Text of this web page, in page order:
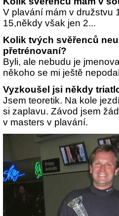
V plavání mám v družstvu
15,někdy však jen 2...
Kolik tvých svěřenců
přetrénovaní?
Byli, ale nebudu je
někoho se mi ještě
Vyzkoušel jsi někdy
Jsem teoretik. Na kole
si zaplavu. Závod jsem
v masters v plavání.